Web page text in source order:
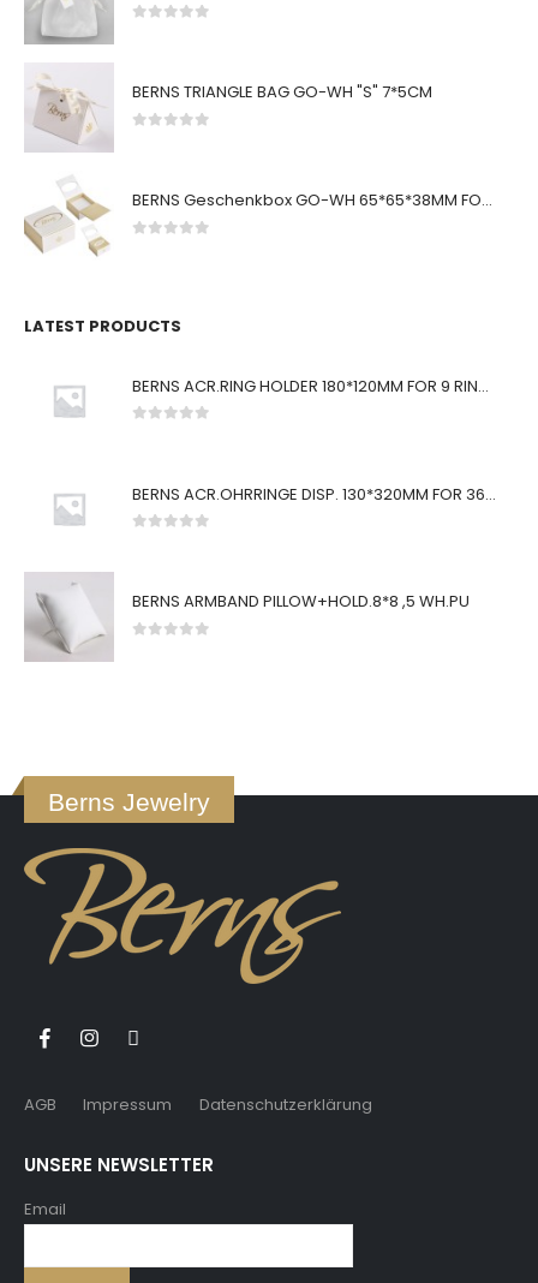
BERNS TRIANGLE BAG GO-WH "S" 7*5CM
BERNS Geschenkbox GO-WH 65*65*38MM FOR SMALL SETS
LATEST PRODUCTS
BERNS ACR.RING HOLDER 180*120MM FOR 9 RINGS
BERNS ACR.OHRRINGE DISP. 130*320MM FOR 36 PAIRS
BERNS ARMBAND PILLOW+HOLD.8*8 ,5 WH.PU
Berns Jewelry
AGB Impressum Datenschutzerklärung
UNSERE NEWSLETTER
Email